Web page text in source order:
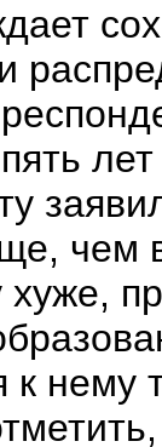
чем
к нему